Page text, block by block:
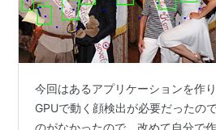
今回はあるアプリケーションを作
GPUで動く顔検出が必要だったの